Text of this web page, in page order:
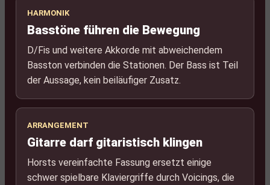
HARMONIK
Basstöne führen die Bewegung
D/Fis und weitere Akkorde mit abweichendem
Basston verbinden die Stationen. Der Bass ist Teil
der Aussage, kein beiläufiger Zusatz.
ARRANGEMENT
Gitarre darf gitaristisch klingen
Horsts vereinfachte Fassung ersetzt einige
schwer spielbare Klaviergriffe durch Voicings, die